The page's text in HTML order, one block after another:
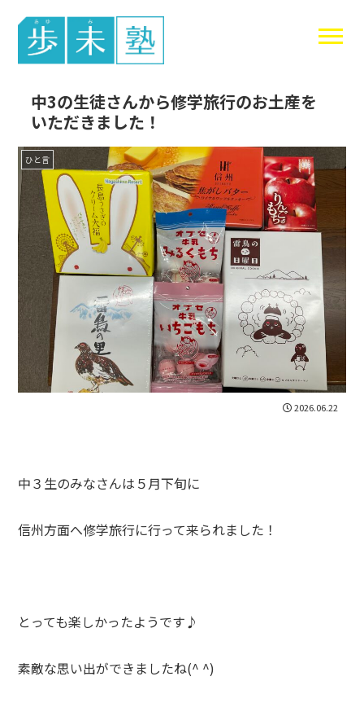
東谷中生の
中3の生徒さんから修学旅行のお土産を
いただきました！
ひと言
2026.06.22
中３生のみなさんは５月下旬に
信州方面へ修学旅行に行って来られました！
とっても楽しかったようです♪
素敵な思い出ができましたね(^ ^)